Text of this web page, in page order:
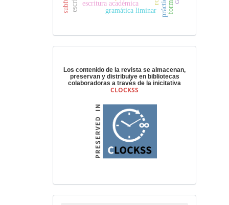
escritura académica
gramática liminar
Los contenido de la revista se almacenan,
preservan y distribuiye en bibliotecas
colaboradoras a través de la inicitativa
CLOCKSS